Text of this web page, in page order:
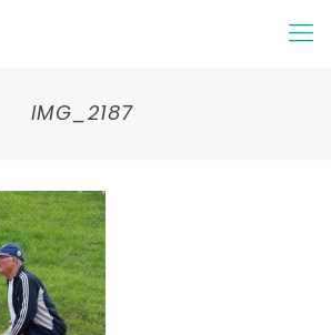
IMG_2187